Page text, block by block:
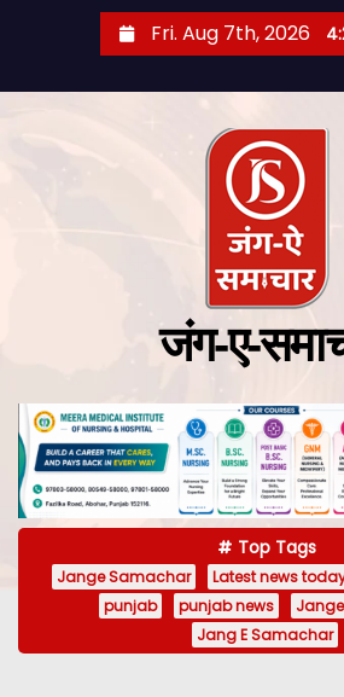
Fri. Aug 7th, 2026
जंग-ए-
Top Tags
Jange Samachar Latest news
punjab
punjab news
Jang E Samachar